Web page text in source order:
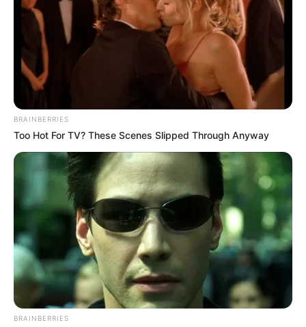
BRAINBERRIES
Too Hot For TV? These Scenes Slipped Through Anyway
BRAINBERRIES